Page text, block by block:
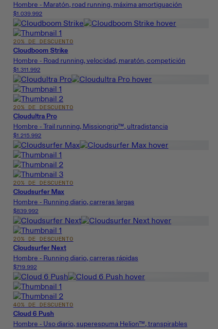
Hombre - Maratón, road running, máxima amortiguación
$1.039.992
20% DE DESCUENTO
Cloudboom Strike
Hombre - Road running, velocidad, maratón, competición
$1.311.992
20% DE DESCUENTO
Cloudultra Pro
Hombre - Trail running, Missiongrip™, ultradistancia
$1.215.992
20% DE DESCUENTO
Cloudsurfer Max
Hombre - Running diario, carreras largas
$839.992
20% DE DESCUENTO
Cloudsurfer Next
Hombre - Running diario, carreras rápidas
$719.992
40% DE DESCUENTO
Cloud 6 Push
Hombre - Uso diario, superespuma Helion™, transpirables